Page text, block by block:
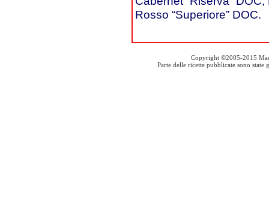
Rosso “Superiore” DOC.
Copyright ©2005-2015
Parte delle ricette pubblicate sono state